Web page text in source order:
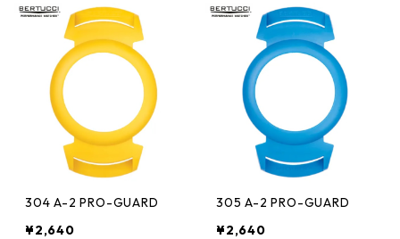
304 A-2 PRO-GUARD
¥2,640
305 A-2 PRO-GUARD
¥2,640